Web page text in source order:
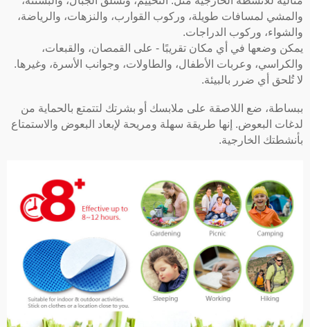
والمشي لمسافات طويلة، وركوب القوارب، والنزهات، والرياضة،
والشواء، وركوب الدراجات.
يمكن وضعها في أي مكان تقريبًا - على القمصان، والقبعات،
والكراسي، وعربات الأطفال، والطاولات، وجوانب الأسرة، وغيرها.
لا تُلحق أي ضرر بالبيئة.
ببساطة، ضع اللاصقة على ملابسك أو بشرتك لتتمتع بالحماية من
لدغات البعوض. إنها طريقة سهلة ومريحة لإبعاد البعوض والاستمتاع
بأنشطتك الخارجية.